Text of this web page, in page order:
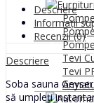
Tevi
Tevi
Descriere
Informații
Recenzii (0)
Descriere
Soba sauna
să umpleți